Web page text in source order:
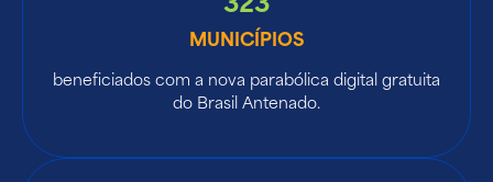
MUNICÍPIOS
beneficiados com a nova parabólica digital gratuita
do Brasil Antenado.